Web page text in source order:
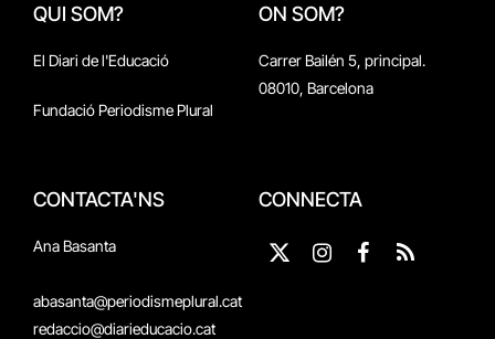
QUI SOM?
El Diari de l'Educació
Fundació Periodisme Plural
ON SOM?
Carrer Bailén 5, principal.
08010, Barcelona
CONTACTA'NS
Ana Basanta
abasanta@periodismeplural.cat
redaccio@diarieducacio.cat
CONNECTA
X
InstagramFacebook
RSS